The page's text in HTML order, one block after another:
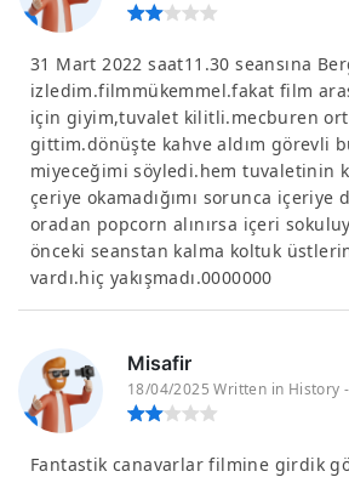
31 Mart 2022 saat11.30 seansına
izledim.filmmükemmel.fakat film
için giyim,tuvalet kilitli.mecburen
gittim.dönüşte kahve aldım görevli
miyeceğimi söyledi.hem tuvaletinin
çeriye okamadığımı sorunca
oradan popcorn alınırsa içeri
önceki seanstan kalma koltuk
vardı.hiç yakışmadı.0000000
Misafir
18/04/2025 Written in History
Fantastik canavarlar filmine girdik